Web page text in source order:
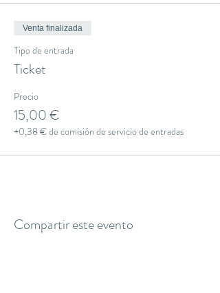
Venta finalizada
Tipo de entrada
Ticket
Precio
15,00 €
+0,38 € de comisión de servicio de entradas
Compartir este evento